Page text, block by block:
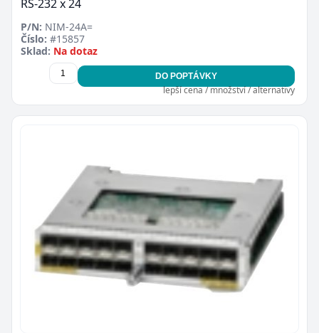
RS-232 x 24
P/N: NIM-24A=
Číslo: #15857
Sklad: Na dotaz
DO POPTÁVKY
lepší cena / množství / alternativy